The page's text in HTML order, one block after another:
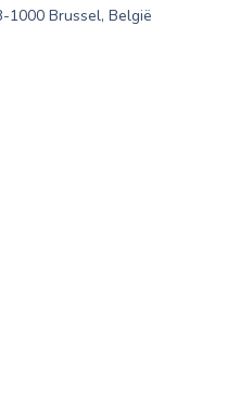
1000 Brussel, België